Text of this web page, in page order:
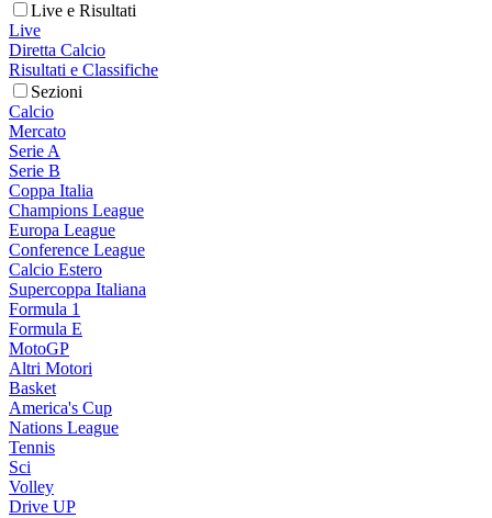
Live e Risultati
Live
Diretta Calcio
Risultati e Classifiche
Sezioni
Calcio
Mercato
Serie A
Serie B
Coppa Italia
Champions League
Europa League
Conference League
Calcio Estero
Supercoppa Italiana
Formula 1
Formula E
MotoGP
Altri Motori
Basket
America's Cup
Nations League
Tennis
Sci
Volley
Drive UP